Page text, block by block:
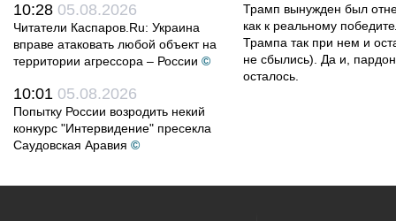
10:28 05.08.2026
Читатели Каспаров.Ru: Украина
вправе атаковать любой объект на
территории агрессора – России ©
10:01 05.08.2026
Попытку России возродить некий
конкурс "Интервидение" пресекла
Саудовская Аравия ©
Трамп вынужден был
как к реальному
Трампа так при нем и
не сбылись). Да и,
осталось.